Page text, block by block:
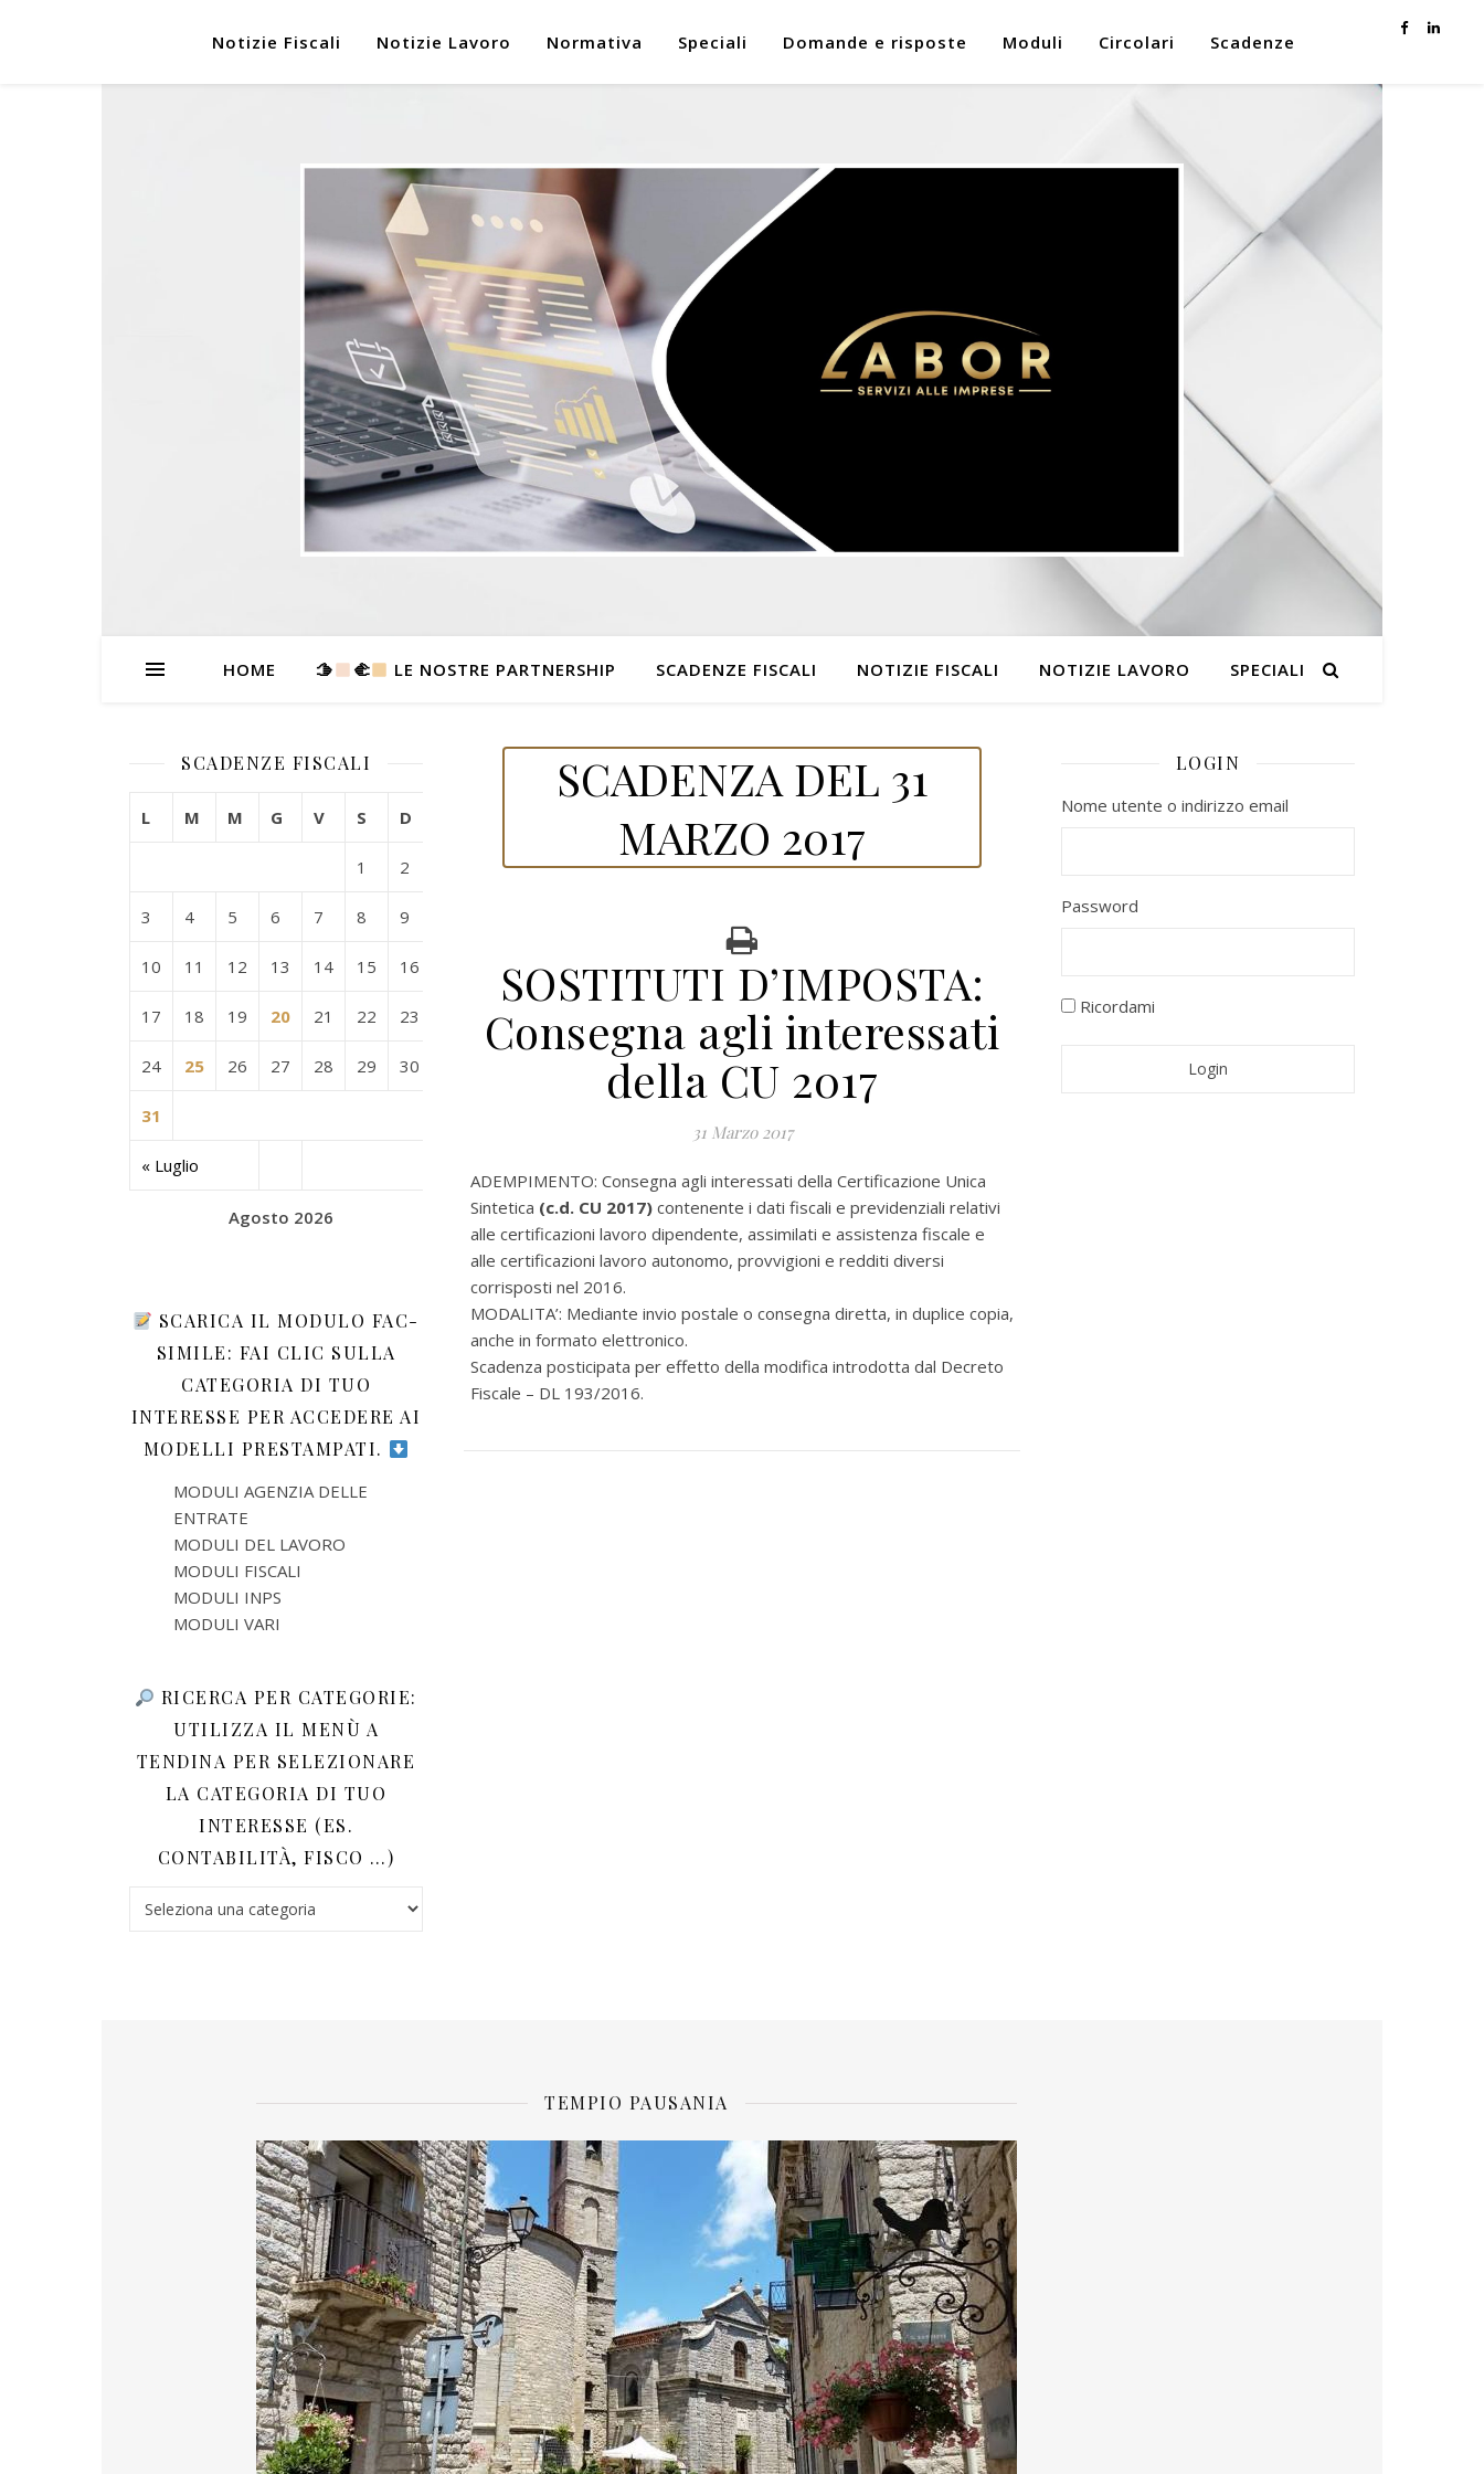
Notizie Fiscali Notizie Lavoro Normativa Speciali Domande e risposte Moduli Circolari Scadenze
HOME 🫱 ‍🫲 LE NOSTRE PARTNERSHIP SCADENZE FISCALI NOTIZIE FISCALI NOTIZIE LAVORO SPECIALI
SCADENZE FISCALI
Agosto 2026
L M M G V S D
« Luglio
1 2
3 4 5 6 7 8 9
10 11 12 13 14 15 16
17 18 19 20 21 22 23
24 25 26 27 28 29 30
31
SCARICA IL MODULO FAC-
SIMILE: FAI CLIC SULLA
CATEGORIA DI TUO
INTERESSE PER ACCEDERE AI
MODELLI PRESTAMPATI.
MODULI AGENZIA DELLE
ENTRATE
MODULI DEL LAVORO
MODULI FISCALI
MODULI INPS
MODULI VARI
RICERCA PER CATEGORIE:
UTILIZZA IL MENÙ A
TENDINA PER SELEZIONARE
LA CATEGORIA DI TUO
INTERESSE (ES.
CONTABILITÀ, FISCO …)
Ricerca per categorie: utilizza il menù a tendina per selezionare la categoria di tuo interesse (es. contabilità, Fisco …)
SCADENZA DEL 31
MARZO 2017
SOSTITUTI D’IMPOSTA:
Consegna agli interessati
della CU 2017
31 Marzo 2017
ADEMPIMENTO: Consegna agli interessati della Certificazione Unica
Sintetica (c.d. CU 2017) contenente i dati fiscali e previdenziali relativi
alle certificazioni lavoro dipendente, assimilati e assistenza fiscale e
alle certificazioni lavoro autonomo, provvigioni e redditi diversi
corrisposti nel 2016.
MODALITA’: Mediante invio postale o consegna diretta, in duplice copia,
anche in formato elettronico.
Scadenza posticipata per effetto della modifica introdotta dal Decreto
Fiscale – DL 193/2016.
LOGIN
Nome utente o indirizzo email
Password
Ricordami
TEMPIO PAUSANIA